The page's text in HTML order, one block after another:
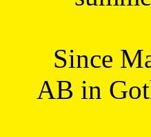
Since
AB in